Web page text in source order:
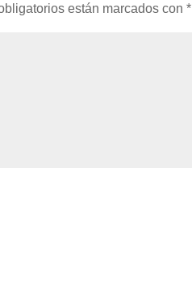
están marcados con*